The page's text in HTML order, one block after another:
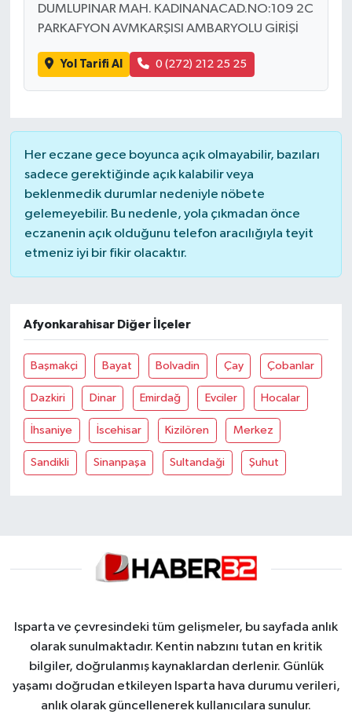
DUMLUPINAR MAH. KADINANACAD.NO:109 2C
PARKAFYON AVMKARŞISI AMBARYOLU GİRİŞİ
Yol Tarifi Al 0 (272) 212 25 25
Her eczane gece boyunca açık olmayabilir, bazıları
sadece gerektiğinde açık kalabilir veya
beklenmedik durumlar nedeniyle nöbete
gelemeyebilir. Bu nedenle, yola çıkmadan önce
eczanenin açık olduğunu telefon aracılığıyla teyit
etmeniz iyi bir fikir olacaktır.
Afyonkarahisar Diğer İlçeler
Başmakçi Bayat Bolvadin Çay Çobanlar
Dazkiri Dinar Emirdağ Evciler Hocalar
İhsaniye İscehisar Kizilören Merkez
Sandikli Sinanpaşa Sultandaği Şuhut
Isparta ve çevresindeki tüm gelişmeler, bu sayfada anlık
olarak sunulmaktadır. Kentin nabzını tutan en kritik
bilgiler, doğrulanmış kaynaklardan derlenir. Günlük
yaşamı doğrudan etkileyen Isparta hava durumu verileri,
anlık olarak güncellenerek kullanıcılara sunulur.